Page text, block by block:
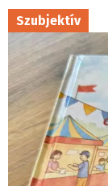
Szubjektív